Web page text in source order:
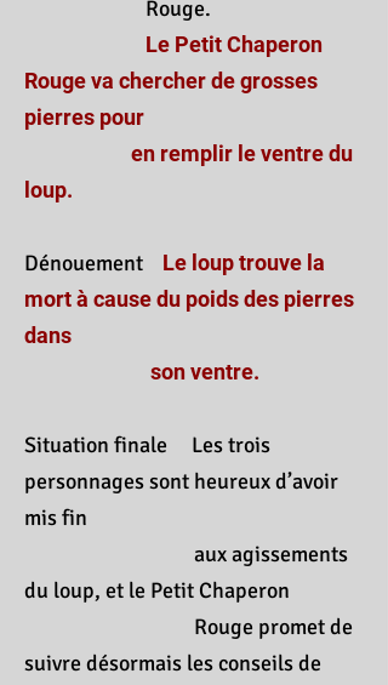
Rouge.
Le Petit Chaperon
Rouge va chercher de grosses
pierres pour
en remplir le ventre du
loup.
Dénouement
Le loup trouve la
mort à cause du poids des pierres
dans
son ventre.
Situation finale Les trois
personnages sont heureux d’avoir
mis fin
aux agissements
du loup, et le Petit Chaperon
Rouge promet de
suivre désormais les conseils de